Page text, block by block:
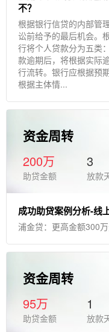
不？
根据银行信贷的内部管
讼前给予的最后机会。
行将个人贷款分为五类
款逾期后，将根据实际
行流转。银行应根据预
根据主体情...
资金周转
200万
助贷金额
3
放款
成功助贷案例分析-线
浦金贷：更高金额300
资金周转
95万
助贷金额
1
放款